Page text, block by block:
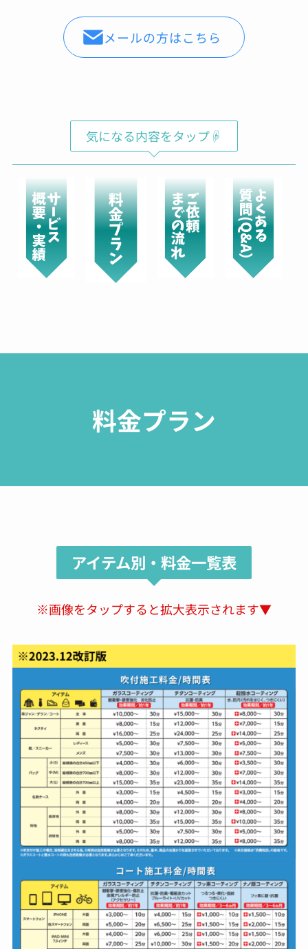
Shochan
00:07 29 Aug 22
バレンシアガのスニーカーの
たいと思い依頼をしました。表面は、ガラス、
撥水のダブルコーティングでソールにはセラミ
ックコーティングのスペシャルセット。お値段
は、多少張りますが傷みや劣化を防ぎ長く履け
ると思えば惜しくないお金かと。綺麗に仕上げ
ていただき、履くのが楽しみ。接客対応◯作業
も丁寧◯製品をコーティングした場合の効果
や、説明もしっかりしており、実際にコーティ
ングをお願いしたバック、時計、ゴルフクラ
ブ、iPhoneはしっかりと効果が出ているかと思
メールの方はこちら
気になる内容をタップ☟
料金プラン
アイテム別・料金一覧表
※画像をタップすると拡大表示されます▼